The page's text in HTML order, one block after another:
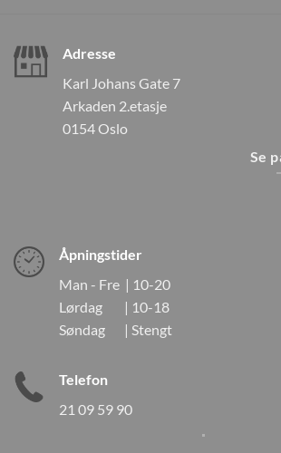
Adresse
Karl Johans Gate 7
Arkaden 2.etasje
0154 Oslo
Se
Åpningstider
Man - Fre | 10-20
Lørdag | 10-18
Søndag | Stengt
Telefon
21 09 59 90